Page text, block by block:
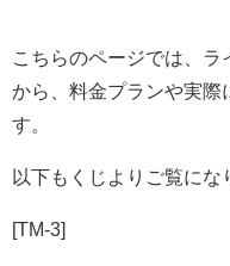
こちらのページでは、ラ
から、料金プランや実際
す。
以下もくじよりご覧にな
[TM-3]